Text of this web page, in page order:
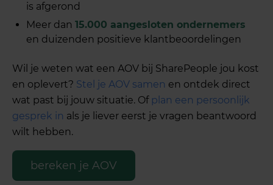
is afgerond
Meer dan15.000 aangesloten ondernemers
en duizenden positieve klantbeoordelingen
Wil je weten wat een AOV bij SharePeople jou kost
en oplevert? Stel je AOV samen en ontdek direct
wat past bij jouw situatie. Of plan een persoonlijk
gesprek in als je liever eerst je vragen beantwoord
wilt hebben.
bereken je AOV